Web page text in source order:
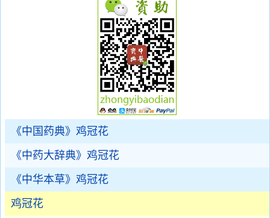
《中国药典》鸡冠花
《中药大辞典》鸡冠花
《中华本草》鸡冠花
鸡冠花